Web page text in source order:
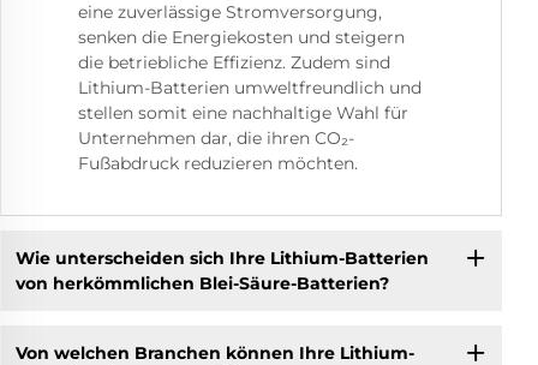
eine zuverlässige Stromversorgung,
senken die Energiekosten und steigern
die betriebliche Effizienz. Zudem sind
Lithium-Batterien umweltfreundlich und
stellen somit eine nachhaltige Wahl für
Unternehmen dar, die ihren CO₂-
Fußabdruck reduzieren möchten.
Wie unterscheiden sich Ihre Lithium-Batterien
von herkömmlichen Blei-Säure-Batterien?
Von welchen Branchen können Ihre Lithium-